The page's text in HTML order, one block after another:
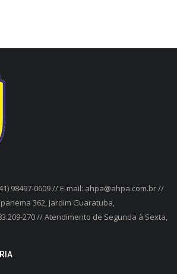
98497-0609 // E-mail: ahpa@ahpa.com.br //
362, Jardim Guaratuba,
270 // Atendimento de Segunda à Sexta,